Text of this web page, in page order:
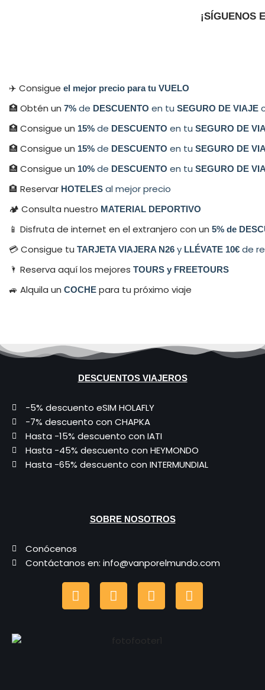
¡SÍGUENOS
✈️ Consigue el mejor precio para tu VUELO
🏥 Obtén un 7% de DESCUENTO en tu SEGURO DE VIAJE
🏥 Consigue un 15% de DESCUENTO en tu SEGURO DE
🏥 Consigue un 15% de DESCUENTO en tu SEGURO DE
🏥 Consigue un 10% de DESCUENTO en tu SEGURO DE
🏨 Reservar HOTELES al mejor precio
🏕 Consulta nuestro MATERIAL DEPORTIVO
📱 Disfruta de internet en el extranjero con un 5% de
💳​ Consigue tu TARJETA VIAJERA N26 y LLÉVATE 10€ de
🌂 Reserva aquí los mejores TOURS y FREETOURS
🚙 Alquila un COCHE para tu próximo viaje
DESCUENTOS VIAJEROS
-5% descuento eSIM HOLAFLY
-7% descuento con CHAPKA
Hasta -15% descuento con IATI
Hasta -45% descuento con HEYMONDO
Hasta -65% descuento con INTERMUNDIAL
SOBRE NOSOTROS
Conócenos
Contáctanos en: info@vanporelmundo.com